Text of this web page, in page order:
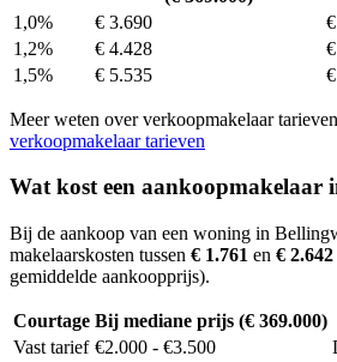
1,0%
€ 3.690
1,2%
€ 4.428
1,5%
€ 5.535
Meer weten over verkoopmakelaar
verkoopmakelaar tarieven
Wat kost een aankoopmakelaar
Bij de aankoop van een woning in
makelaarskosten tussen € 1.761 en € 2.642
gemiddelde aankoopprijs).
Courtage Bij mediane prijs (€ 369.000)
Vast tarief €2.000 - €3.500